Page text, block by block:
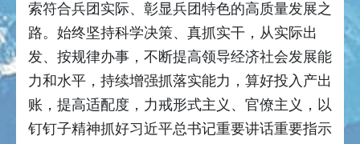
索符合兵团实际、彰显兵团特色的高质量发展之
路。始终坚持科学决策、真抓实干，从实际出
发、按规律办事，不断提高领导经济社会发展能
力和水平，持续增强抓落实能力，算好投入产出
账，提高适配度，力戒形式主义、官僚主义，以
钉钉子精神抓好习近平总书记重要讲话重要指示